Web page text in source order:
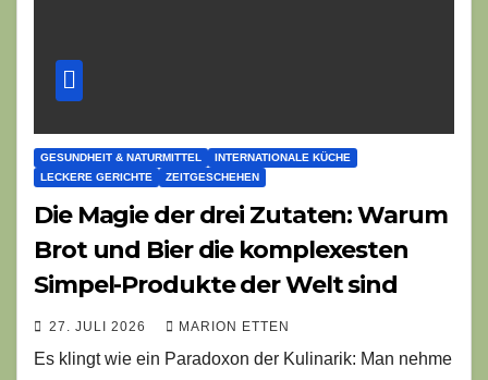
GESUNDHEIT & NATURMITTEL
INTERNATIONALE KÜCHE
LECKERE GERICHTE
ZEITGESCHEHEN
Die Magie der drei Zutaten: Warum
Brot und Bier die komplexesten
Simpel-Produkte der Welt sind
27. JULI 2026 MARION ETTEN
Es klingt wie ein Paradoxon der Kulinarik: Man nehme